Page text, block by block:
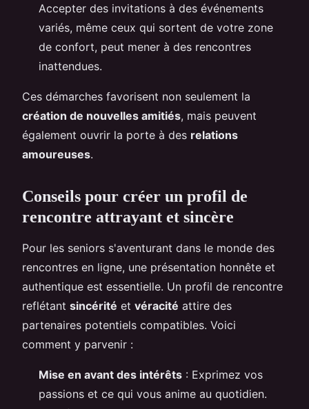
Accepter des invitations à des événements
variés, même ceux qui sortent de votre zone
de confort, peut mener à des rencontres
inattendues.
Ces démarches favorisent non seulement la
création de nouvelles amitiés, mais peuvent
également ouvrir la porte à des relations
amoureuses.
Conseils pour créer un profil de
rencontre attrayant et sincère
Pour les seniors s'aventurant dans le monde des
rencontres en ligne, une présentation honnête et
authentique est essentielle. Un profil de rencontre
reflétant sincérité et véracité attire des
partenaires potentiels compatibles. Voici
comment y parvenir :
Mise en avant des intérêts : Exprimez vos
passions et ce qui vous anime au quotidien.